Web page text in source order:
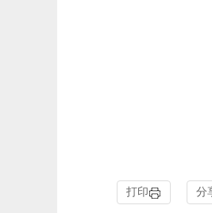
打印 分